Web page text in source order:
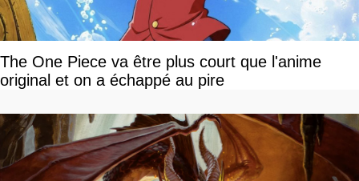
The One Piece va être plus court que l'anime
original et on a échappé au pire